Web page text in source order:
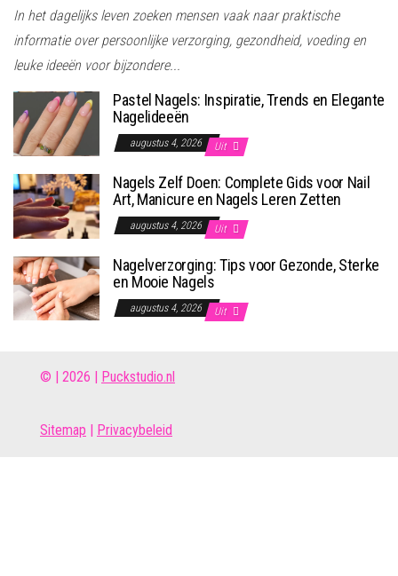
In het dagelijks leven zoeken mensen vaak naar praktische
informatie over persoonlijke verzorging, gezondheid, voeding en
leuke ideeën voor bijzondere...
Pastel Nagels: Inspiratie, Trends en Elegante
Nagelideeën
augustus 4, 2026 Uit
Nagels Zelf Doen: Complete Gids voor Nail
Art, Manicure en Nagels Leren Zetten
augustus 4, 2026 Uit
Nagelverzorging: Tips voor Gezonde, Sterke
en Mooie Nagels
augustus 4, 2026 Uit
© | 2026 | Puckstudio.nl
Sitemap Privacybeleid